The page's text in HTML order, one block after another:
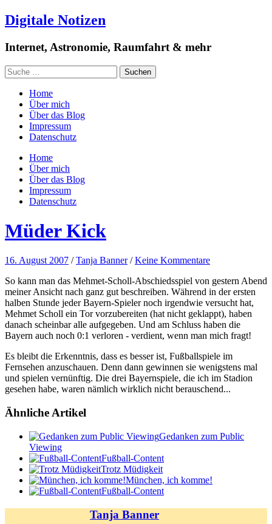
Digitale Notizen
Internet, Astronomie, Raumfahrt & mehr
Home
Über mich
Über das Blog
Impressum
Datenschutz
Home
Über mich
Über das Blog
Impressum
Datenschutz
Müder Kick
16. August 2007 /Tanja Banner /Keine Kommentare
So kann man das Mehmet-Scholl-Abschiedsspiel von gestern Abend
meiner Ansicht nach ganz gut beschreiben. Während in der ersten
halben Stunde jeder Bayern-Spieler noch irgendwie versucht hat,
Mehmet Scholl ein Tor vorzubereiten (hat nicht geklappt), haben
danach scheinbar alle aufgegeben. Und am Schluss haben die
Bayern auch noch 0:1 verloren - verdient, wenn man mich fragt!
Es bleibt die Erkenntnis, dass es besser ist, Fußballspiele im
Fernsehen anzuschauen. Denn dann gewinnen sie wenigstens mal
und spielen vernünftig. Die drei Bayernspiele, die ich im Stadion
gesehen habe, waren nämlich wirklich nicht berauschend...
Ähnliche Artikel
Gedanken zum Public
Viewing
Fußball-Content
Trotz Müdigkeit
München, ich komme!
Fußball-Content
Tanja Banner